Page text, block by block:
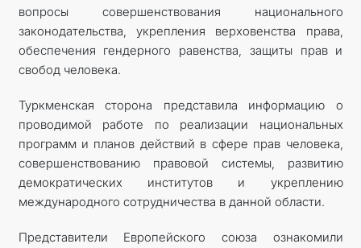
вопросы совершенствования национального
законодательства, укрепления верховенства права,
обеспечения гендерного равенства, защиты прав и
свобод человека.
Туркменская сторона представила информацию о
проводимой работе по реализации национальных
программ и планов действий в сфере прав человека,
совершенствованию правовой системы, развитию
демократических институтов и укреплению
международного сотрудничества в данной области.
Представители Европейского союза ознакомили